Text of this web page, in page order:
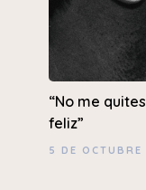
“No me
feliz”
5 DE OCTUBRE